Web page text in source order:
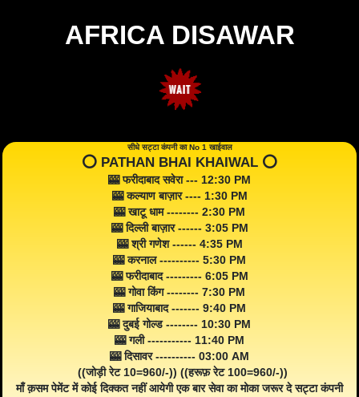
AFRICA DISAWAR
सीधे सट्टा कंपनी का No 1 खाईवाल
⭕️ PATHAN BHAI KHAIWAL ⭕️
🎰 फरीदाबाद सवेरा --- 12:30 PM
🎰 कल्याण बाज़ार ---- 1:30 PM
🎰 खाटू धाम -------- 2:30 PM
🎰 दिल्ली बाज़ार ------ 3:05 PM
🎰 श्री गणेश ------ 4:35 PM
🎰 करनाल ---------- 5:30 PM
🎰 फरीदाबाद --------- 6:05 PM
🎰 गोवा किंग -------- 7:30 PM
🎰 गाजियाबाद ------- 9:40 PM
🎰 दुबई गोल्ड -------- 10:30 PM
🎰 गली ----------- 11:40 PM
🎰 दिसावर ---------- 03:00 AM
((जोड़ी रेट 10=960/-)) ((हरूफ़ रेट 100=960/-))
माँ क़सम पेमेंट में कोई दिक्कत नहीं आयेगी एक बार सेवा का मोका जरूर दे सट्टा कंपनी